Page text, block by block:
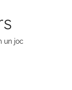
un joc